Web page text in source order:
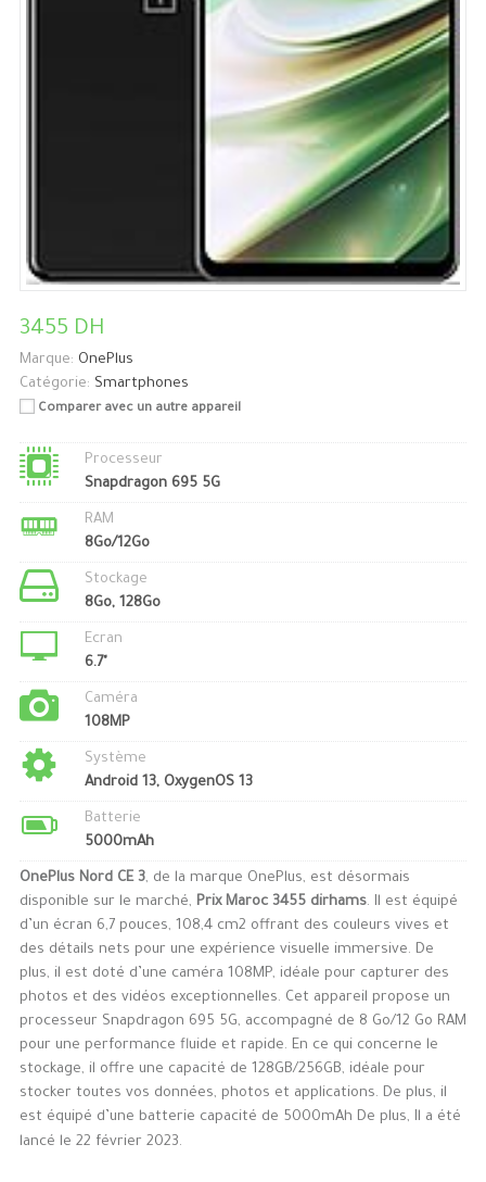
3455 DH
Marque: OnePlus
Catégorie: Smartphones
Comparer avec un autre appareil
Processeur
Snapdragon 695 5G
RAM
8Go/12Go
Stockage
8Go, 128Go
Ecran
6.7"
Caméra
108MP
Système
Android 13, OxygenOS 13
Batterie
5000mAh
OnePlus Nord CE 3, de la marque OnePlus, est désormais
disponible sur le marché, Prix Maroc 3455 dirhams. Il est équipé
d’un écran 6,7 pouces, 108,4 cm2 offrant des couleurs vives et
des détails nets pour une expérience visuelle immersive. De
plus, il est doté d’une caméra 108MP, idéale pour capturer des
photos et des vidéos exceptionnelles. Cet appareil propose un
processeur Snapdragon 695 5G, accompagné de 8 Go/12 Go RAM
pour une performance fluide et rapide. En ce qui concerne le
stockage, il offre une capacité de 128GB/256GB, idéale pour
stocker toutes vos données, photos et applications. De plus, il
est équipé d’une batterie capacité de 5000mAh De plus, Il a été
lancé le 22 février 2023.